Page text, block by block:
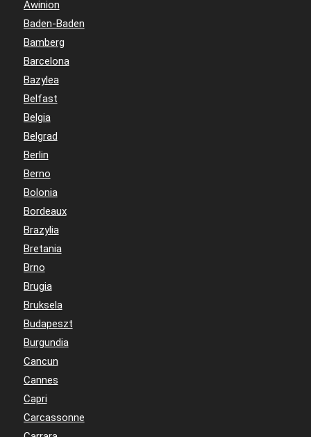
Awinion
Baden-Baden
Bamberg
Barcelona
Bazylea
Belfast
Belgia
Belgrad
Berlin
Berno
Bolonia
Bordeaux
Brazylia
Bretania
Brno
Brugia
Bruksela
Budapeszt
Burgundia
Cancun
Cannes
Capri
Carcassonne